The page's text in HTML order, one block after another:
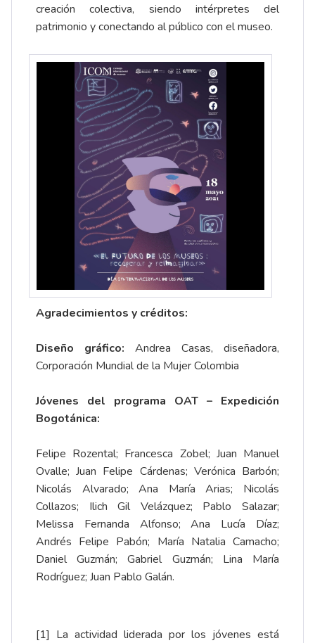
creación colectiva, siendo intérpretes del
patrimonio y conectando al público con el museo.
Agradecimientos y créditos:
Diseño gráfico: Andrea Casas, diseñadora,
Corporación Mundial de la Mujer Colombia
Jóvenes del programa OAT – Expedición
Bogotánica:
Felipe Rozental; Francesca Zobel; Juan Manuel
Ovalle; Juan Felipe Cárdenas; Verónica Barbón;
Nicolás Alvarado; Ana María Arias; Nicolás
Collazos; Ilich Gil Velázquez; Pablo Salazar;
Melissa Fernanda Alfonso; Ana Lucía Díaz;
Andrés Felipe Pabón; María Natalia Camacho;
Daniel Guzmán; Gabriel Guzmán; Lina María
Rodríguez; Juan Pablo Galán.
[1] La actividad liderada por los jóvenes está